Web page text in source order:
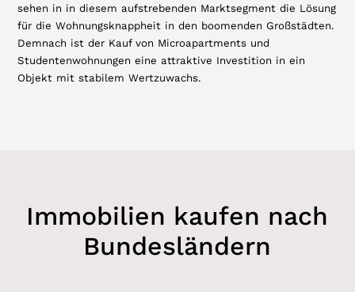
sehen in in diesem aufstrebenden Marktsegment die Lösung
für die Wohnungsknappheit in den boomenden Großstädten.
Demnach ist der Kauf von Microapartments und
Studentenwohnungen eine attraktive Investition in ein
Objekt mit stabilem Wertzuwachs.
Immobilien kaufen nach
Bundesländern